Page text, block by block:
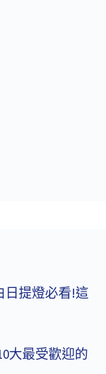
日提燈必看!這
大最受歡迎的